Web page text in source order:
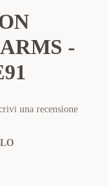
-
una recensione